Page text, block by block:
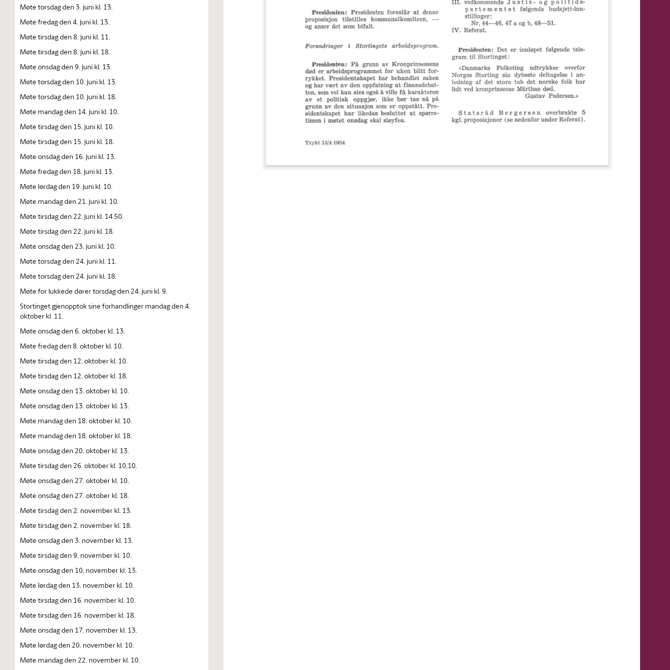
Møte torsdag den 3. juni kl. 13.
Møte fredag den 4. juni kl. 13.
Møte tirsdag den 8. juni kl. 11.
Møte tirsdag den 8. juni kl. 18.
Møte onsdag den 9. juni kl. 13.
Møte torsdag den 10. juni kl. 13.
Møte torsdag den 10. juni kl. 18.
Møte mandag den 14. juni kl. 10.
Møte tirsdag den 15. juni kl. 10.
Møte tirsdag den 15. juni kl. 18.
Møte onsdag den 16. juni kl. 13.
Møte fredag den 18. juni kl. 13.
Møte lørdag den 19. juni kl. 10.
Møte mandag den 21. juni kl. 10.
Møte tirsdag den 22. juni kl. 14.50.
Møte tirsdag den 22. juni kl. 18.
Møte onsdag den 23. juni kl. 10.
Møte torsdag den 24. juni kl. 11.
Møte torsdag den 24. juni kl. 18.
Møte for lukkede dører torsdag den 24. juni kl. 9.
Stortinget gjenopptok sine forhandlinger mandag den 4.
oktober kl. 11.
Møte onsdag den 6. oktober kl. 13.
Møte fredag den 8. oktober kl. 10.
Møte tirsdag den 12. oktober kl. 10.
Møte tirsdag den 12. oktober kl. 18.
Møte onsdag den 13. oktober kl. 10.
Møte onsdag den 13. oktober kl. 13.
Møte mandag den 18. oktober kl. 10.
Møte mandag den 18. oktober kl. 18.
Møte onsdag den 20. oktober kl. 13.
Møte tirsdag den 26. oktober kl. 10,10.
Møte onsdag den 27. oktober kl. 10.
Møte onsdag den 27. oktober kl. 18.
Møte tirsdag den 2. november kl. 13.
Møte tirsdag den 2. november kl. 18.
Møte onsdag den 3. november kl. 13.
Møte tirsdag den 9. november kl. 10.
Møte onsdag den 10. november kl. 13.
Møte lørdag den 13. november kl. 10.
Møte tirsdag den 16. november kl. 10.
Møte tirsdag den 16. november kl. 18.
Møte onsdag den 17. november kl. 13.
Møte lørdag den 20. november kl. 10.
Møte mandag den 22. november kl. 10.